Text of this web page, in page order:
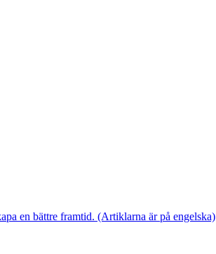
en bättre framtid. (Artiklarna är på engelska)